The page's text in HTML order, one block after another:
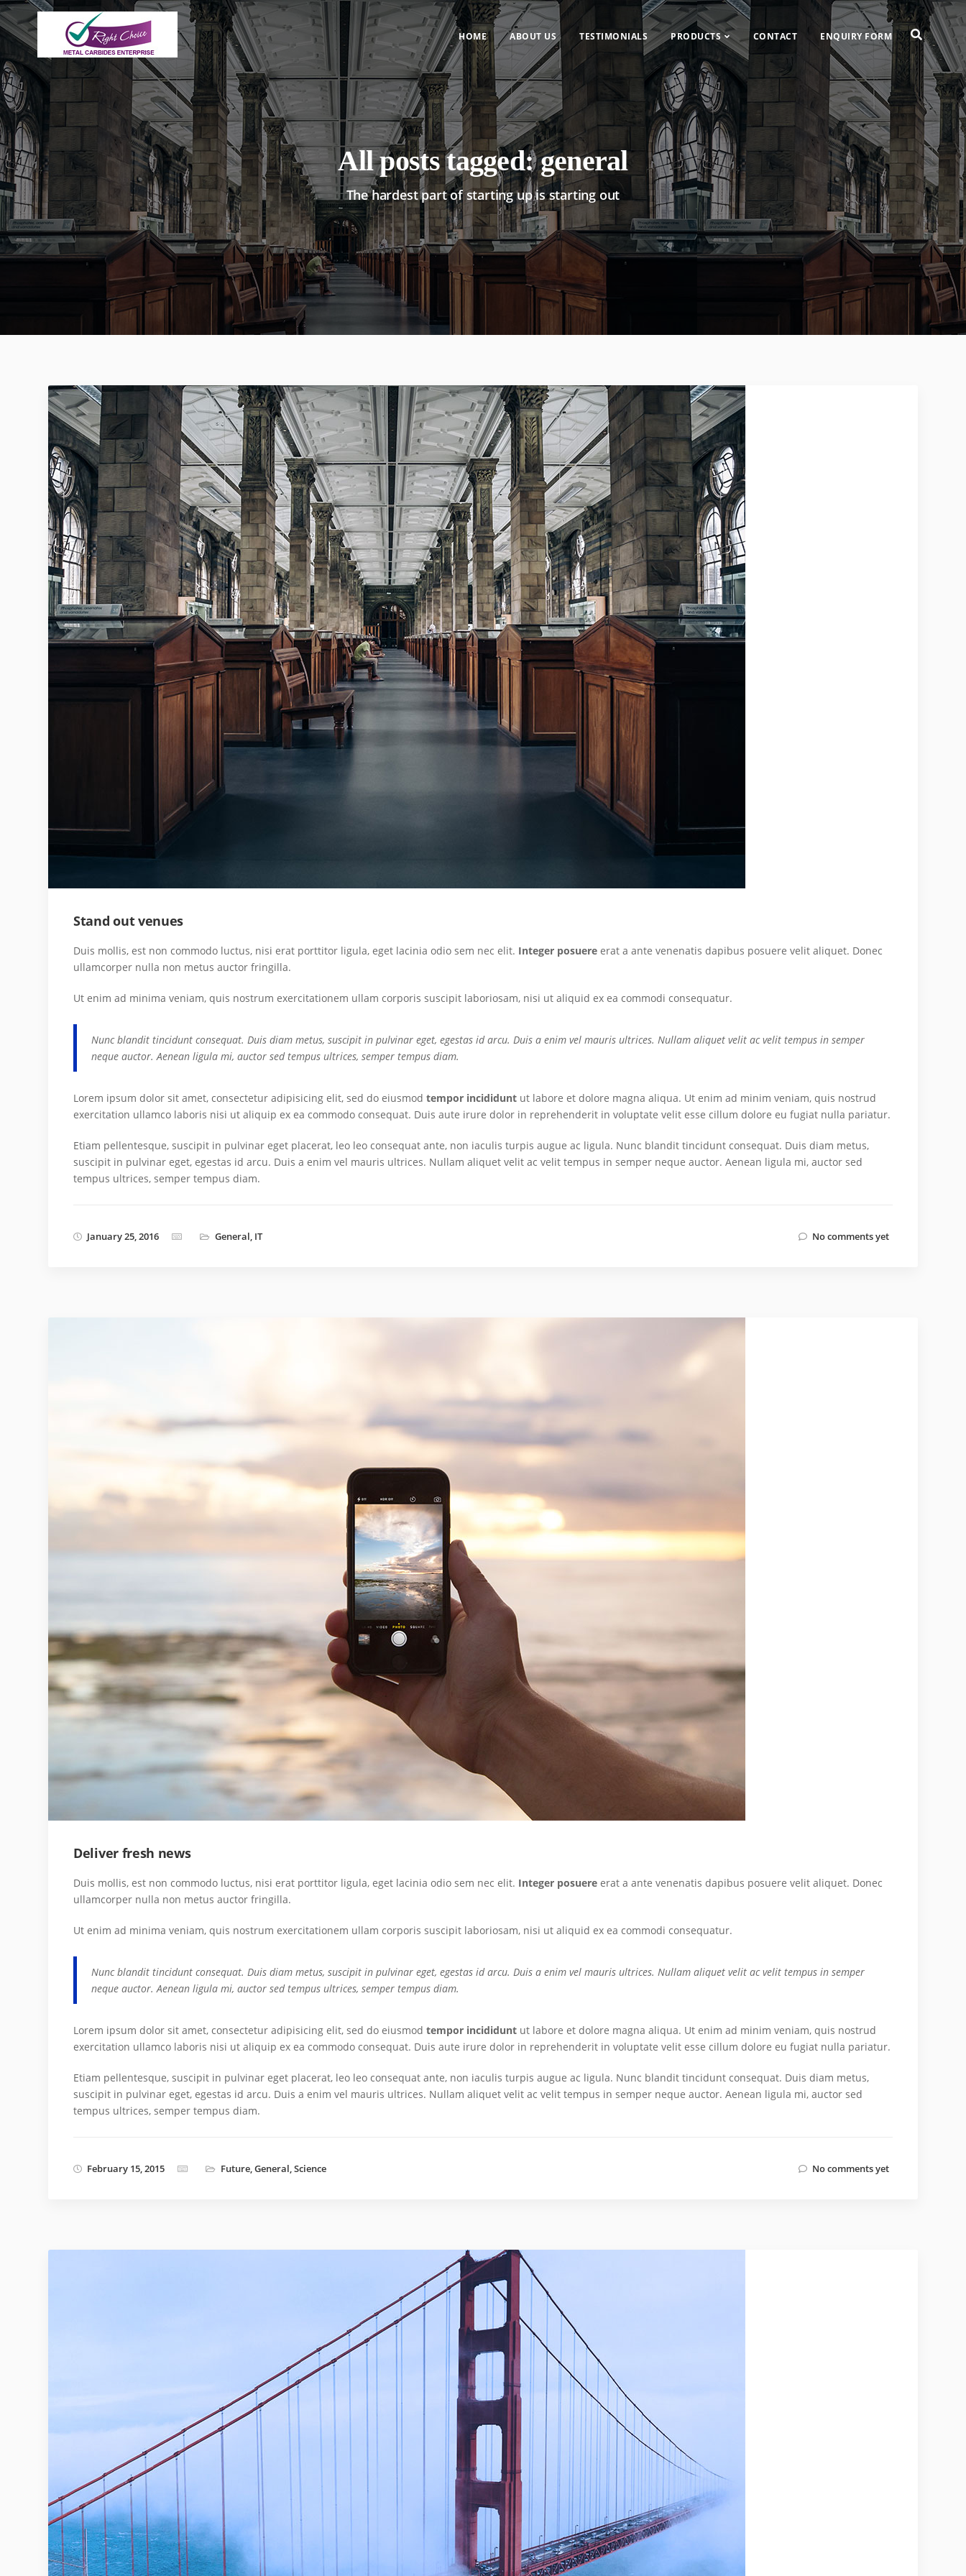
HOME ABOUT US TESTIMONIALS PRODUCTS CONTACT ENQUIRY FORM
All posts tagged: general
The hardest part of starting up is starting out
Stand out venues
Duis mollis, est non commodo luctus, nisi erat porttitor ligula, eget lacinia odio sem nec elit. Integer posuere erat a ante venenatis dapibus posuere velit aliquet. Donec
ullamcorper nulla non metus auctor fringilla.
Ut enim ad minima veniam, quis nostrum exercitationem ullam corporis suscipit laboriosam, nisi ut aliquid ex ea commodi consequatur.
Nunc blandit tincidunt consequat. Duis diam metus, suscipit in pulvinar eget, egestas id arcu. Duis a enim vel mauris ultrices. Nullam aliquet velit ac velit tempus in semper
neque auctor. Aenean ligula mi, auctor sed tempus ultrices, semper tempus diam.
Lorem ipsum dolor sit amet, consectetur adipisicing elit, sed do eiusmod tempor incididunt ut labore et dolore magna aliqua. Ut enim ad minim veniam, quis nostrud
exercitation ullamco laboris nisi ut aliquip ex ea commodo consequat. Duis aute irure dolor in reprehenderit in voluptate velit esse cillum dolore eu fugiat nulla pariatur.
Etiam pellentesque, suscipit in pulvinar eget placerat, leo leo consequat ante, non iaculis turpis augue ac ligula. Nunc blandit tincidunt consequat. Duis diam metus,
suscipit in pulvinar eget, egestas id arcu. Duis a enim vel mauris ultrices. Nullam aliquet velit ac velit tempus in semper neque auctor. Aenean ligula mi, auctor sed
tempus ultrices, semper tempus diam.
January 25, 2016 General, IT No comments yet
Deliver fresh news
Duis mollis, est non commodo luctus, nisi erat porttitor ligula, eget lacinia odio sem nec elit. Integer posuere erat a ante venenatis dapibus posuere velit aliquet. Donec
ullamcorper nulla non metus auctor fringilla.
Ut enim ad minima veniam, quis nostrum exercitationem ullam corporis suscipit laboriosam, nisi ut aliquid ex ea commodi consequatur.
Nunc blandit tincidunt consequat. Duis diam metus, suscipit in pulvinar eget, egestas id arcu. Duis a enim vel mauris ultrices. Nullam aliquet velit ac velit tempus in semper
neque auctor. Aenean ligula mi, auctor sed tempus ultrices, semper tempus diam.
Lorem ipsum dolor sit amet, consectetur adipisicing elit, sed do eiusmod tempor incididunt ut labore et dolore magna aliqua. Ut enim ad minim veniam, quis nostrud
exercitation ullamco laboris nisi ut aliquip ex ea commodo consequat. Duis aute irure dolor in reprehenderit in voluptate velit esse cillum dolore eu fugiat nulla pariatur.
Etiam pellentesque, suscipit in pulvinar eget placerat, leo leo consequat ante, non iaculis turpis augue ac ligula. Nunc blandit tincidunt consequat. Duis diam metus,
suscipit in pulvinar eget, egestas id arcu. Duis a enim vel mauris ultrices. Nullam aliquet velit ac velit tempus in semper neque auctor. Aenean ligula mi, auctor sed
tempus ultrices, semper tempus diam.
February 15, 2015 Future,General,Science No comments yet